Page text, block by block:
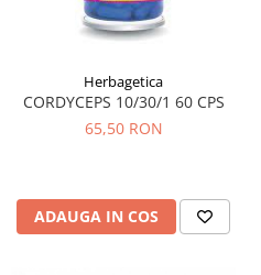
Herbagetica
CORDYCEPS 10/30/1 60 CPS
65,50 RON
ADAUGA IN COS